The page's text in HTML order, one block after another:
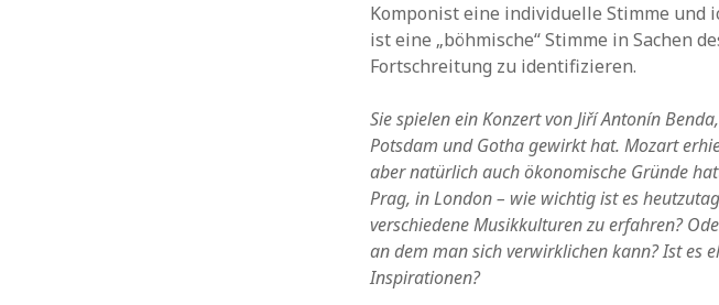
Komponist eine individuelle Stimme und
ist eine „böhmische“ Stimme in Sachen
Fortschreitung zu identifizieren.
Sie spielen ein Konzert von Jiří Antonín
Potsdam und Gotha gewirkt hat. Mozart
aber natürlich auch ökonomische Gründe
Prag, in London – wie wichtig ist es
verschiedene Musikkulturen zu erfahren?
an dem man sich verwirklichen kann? Ist es
Inspirationen?